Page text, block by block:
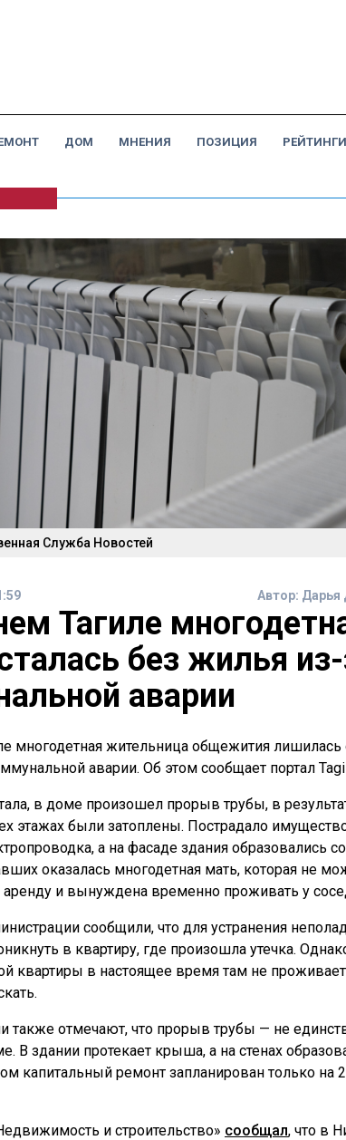
ДОМ МНЕНИЯ ПОЗИЦИЯ РЕЙТИНГИ
Служба Новостей
Автор: Дарья
Тагиле
без жилья
аварии
многодетная жительница общежития лишилась
аварии. Об этом сообщает портал
в доме произошел прорыв трубы, в
этажах были затоплены. Пострадало
а на фасаде здания образовались
оказалась многодетная мать, которая не
аренду и вынуждена временно проживать у
сообщили, что для устранения
в квартиру, где произошла утечка.
квартиры в настоящее время там не
также отмечают, что прорыв трубы — не
В здании протекает крыша, а на стенах
капитальный ремонт запланирован только на
и строительство» сообщал, что в